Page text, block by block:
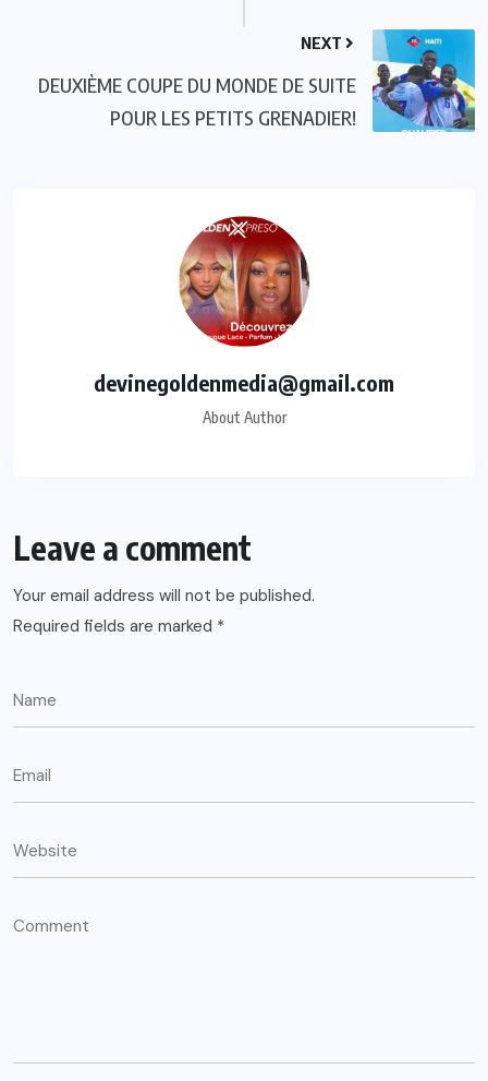
NEXT
DEUXIÈME COUPE DU MONDE DE SUITE
POUR LES PETITS GRENADIER!
devinegoldenmedia@gmail.com
About Author
Leave a comment
Your email address will not be published.
Required fields are marked *